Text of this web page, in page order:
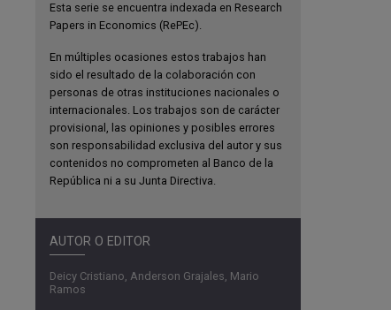
Esta serie se encuentra indexada en Research
Papers in Economics (RePEc).
En múltiples ocasiones estos trabajos han
sido el resultado de la colaboración con
personas de otras instituciones nacionales o
internacionales. Los trabajos son de carácter
provisional, las opiniones y posibles errores
son responsabilidad exclusiva del autor y sus
contenidos no comprometen al Banco de la
República ni a su Junta Directiva.
AUTOR O EDITOR
Deicy Cristiano, Anderson Grajales, Mario
Ramos